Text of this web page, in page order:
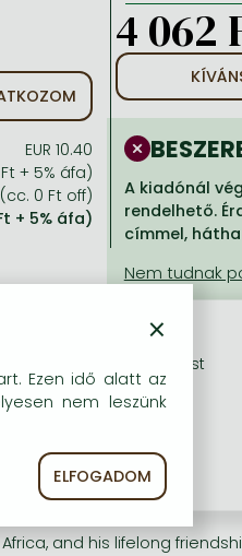
EUR 10.40
+ 5% áfa)
0 Ft off)
+ 5% áfa)
4 062
A kiadónál
rendelhető.
címmel,
and his lifelong
and his lifelong
×
Ezen idő alatt az
nem leszünk
ELFOGADOM
körű szolgáltatást